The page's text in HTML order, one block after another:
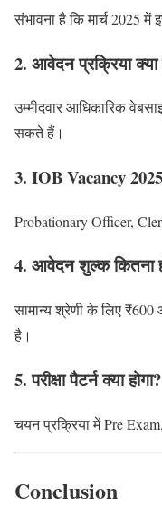
संभावना है कि मार्च 2025 में
2. आवेदन प्रक्रिया क्या
उम्मीदवार आधिकारिक
सकते हैं।
3. IOB Vacancy
Probationary Officer,
4. आवेदन शुल्क कितना
सामान्य श्रेणी के लिए
है।
5. परीक्षा पैटर्न क्या होगा?
चयन प्रक्रिया में Pre
Conclusion